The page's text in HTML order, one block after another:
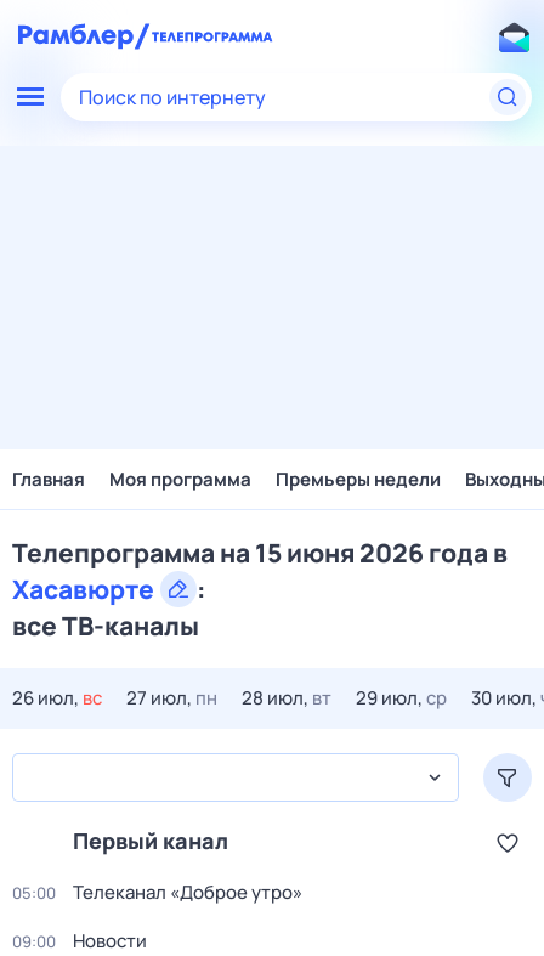
Поиск по интернету
Главная Моя программа Премьеры недели
Телепрограмма на 15 июня 2026 года в
Хасавюрте
:
все ТВ-каналы
26 июл, вс 27 июл, пн 28 июл, вт 29 июл,ср 30 июл,
Первый канал
05:00 Телеканал «Доброе утро»
09:00 Новости